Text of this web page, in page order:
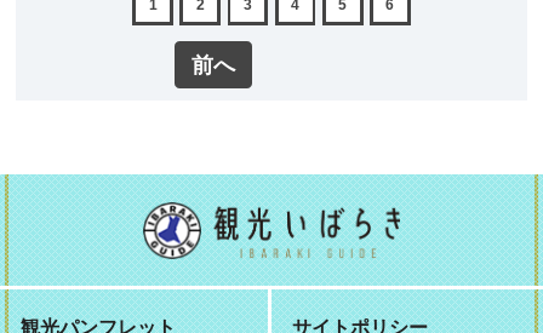
前へ
1 2 3 4 5 6
観光パンフレット サイトポリシー